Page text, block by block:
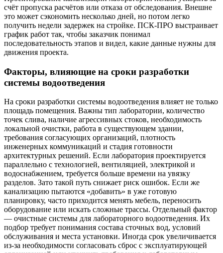
счёт пропуска расчётов или отказа от обследования. Внешне
это может сэкономить несколько дней, но потом легко
получить недели задержек на стройке. ПСК-ПРО выстраивает
график работ так, чтобы заказчик понимал
последовательность этапов и видел, какие данные нужны для
движения проекта.
Факторы, влияющие на сроки разработки
системы водоотведения
На сроки разработки системы водоотведения влияет не только
площадь помещения. Важны тип лаборатории, количество
точек слива, наличие агрессивных стоков, необходимость
локальной очистки, работа в существующем здании,
требования согласующих организаций, плотность
инженерных коммуникаций и стадия готовности
архитектурных решений. Если лаборатория проектируется
параллельно с технологией, вентиляцией, электрикой и
водоснабжением, требуется больше времени на увязку
разделов. Зато такой путь снижает риск ошибок. Если же
канализацию пытаются «добавить» в уже готовую
планировку, часто приходится менять мебель, переносить
оборудование или искать сложные трассы. Отдельный фактор
— очистные системы для лабораторного водоотведения. Их
подбор требует понимания состава сточных вод, условий
обслуживания и места установки. Иногда срок увеличивается
из-за необходимости согласовать сброс с эксплуатирующей